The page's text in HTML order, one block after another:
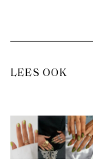
LEES OOK